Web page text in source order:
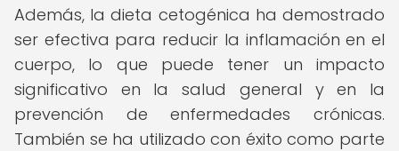
Además, la dieta cetogénica ha demostrado
ser efectiva para reducir la inflamación en el
cuerpo, lo que puede tener un impacto
significativo en la salud general y en la
prevención de enfermedades crónicas.
También se ha utilizado con éxito como parte